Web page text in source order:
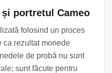
și portretul Cameo
folosind un proces
ca rezultat monede
de probă nu sunt
sunt făcute pentru